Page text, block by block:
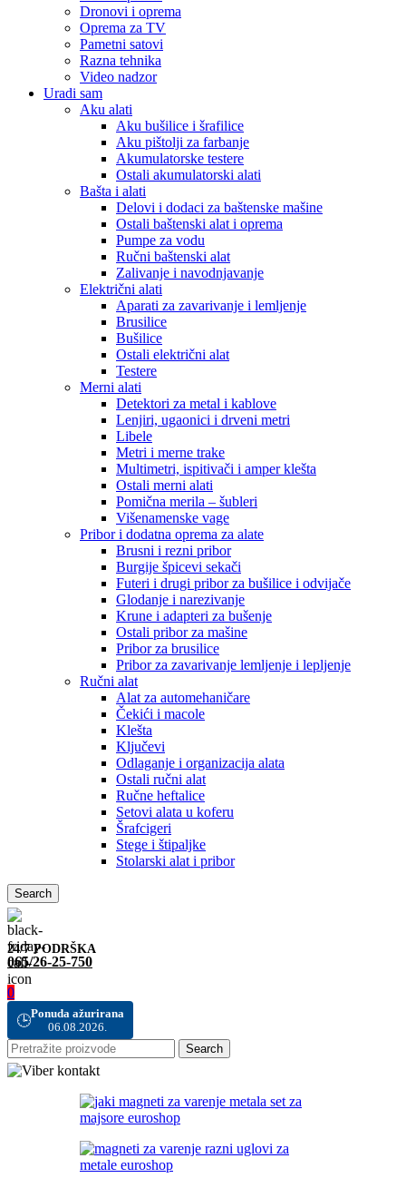
Dronovi i oprema
Oprema za TV
Pametni satovi
Razna tehnika
Video nadzor
Uradi sam
Aku alati
Aku bušilice i šrafilice
Aku pištolji za farbanje
Akumulatorske testere
Ostali akumulatorski alati
Bašta i alati
Delovi i dodaci za baštenske mašine
Ostali baštenski alat i oprema
Pumpe za vodu
Ručni baštenski alat
Zalivanje i navodnjavanje
Električni alati
Aparati za zavarivanje i lemljenje
Brusilice
Bušilice
Ostali električni alat
Testere
Merni alati
Detektori za metal i kablove
Lenjiri, ugaonici i drveni metri
Libele
Metri i merne trake
Multimetri, ispitivači i amper klešta
Ostali merni alati
Pomična merila – šubleri
Višenamenske vage
Pribor i dodatna oprema za alate
Brusni i rezni pribor
Burgije špicevi sekači
Futeri i drugi pribor za bušilice i odvijače
Glodanje i narezivanje
Krune i adapteri za bušenje
Ostali pribor za mašine
Pribor za brusilice
Pribor za zavarivanje lemljenje i lepljenje
Ručni alat
Alat za automehaničare
Čekići i macole
Klešta
Ključevi
Odlaganje i organizacija alata
Ostali ručni alat
Ručne heftalice
Setovi alata u koferu
Šrafcigeri
Stege i štipaljke
Stolarski alat i pribor
Search
24/7 PODRŠKA
065/26-25-750
0
🕒Ponuda ažurirana
06.08.2026.
Search